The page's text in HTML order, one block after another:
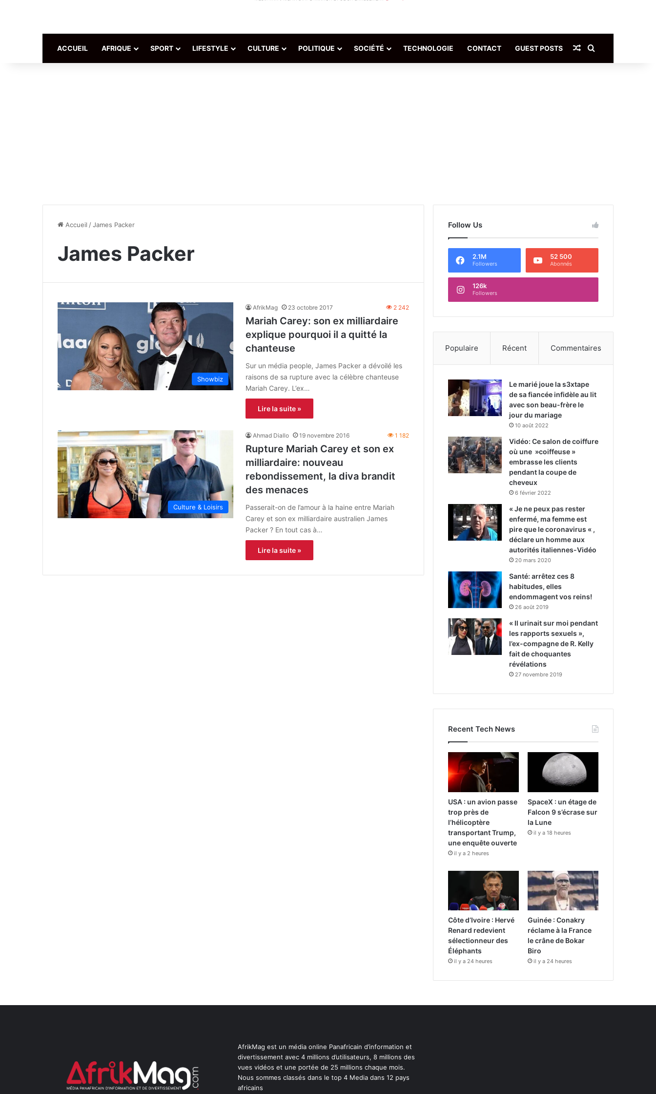
ACCUEIL AFRIQUE SPORT LIFESTYLE CULTURE POLITIQUE SOCIÉTÉ TECHNOLOGIE CONTACT GUEST POSTS Article Aléatoire
Accueil /James Packer
James Packer
Showbiz
AfrikMag 23 octobre 2017 2 242
Mariah Carey: son ex milliardaire
explique pourquoi il a quitté la
chanteuse
Sur un média people, James Packer a dévoilé les
raisons de sa rupture avec la célèbre chanteuse
Mariah Carey. L’ex…
Lire la suite »
Culture & Loisirs
Ahmad Diallo 19 novembre 2016 1 182
Rupture Mariah Carey et son ex
milliardaire: nouveau
rebondissement, la diva brandit
des menaces
Passerait-on de l’amour à la haine entre Mariah
Carey et son ex milliardaire australien James
Packer ? En tout cas à…
Lire la suite »
Follow Us
2.1M
Followers
52 500
Abonnés
126k
Followers
Populaire Récent Commentaires
Le marié joue la s3xtape
de sa fiancée infidèle au lit
avec son beau-frère le
jour du mariage
10 août 2022
Vidéo: Ce salon de coiffure
où une »coiffeuse »
embrasse les clients
pendant la coupe de
cheveux
6 février 2022
« Je ne peux pas rester
enfermé, ma femme est
pire que le coronavirus « ,
déclare un homme aux
autorités italiennes-Vidéo
20 mars 2020
Santé: arrêtez ces 8
habitudes, elles
endommagent vos reins!
26 août 2019
« Il urinait sur moi pendant
les rapports sexuels »,
l’ex-compagne de R. Kelly
fait de choquantes
révélations
27 novembre 2019
Recent Tech News
USA : un avion passe
trop près de
l’hélicoptère
transportant Trump,
une enquête ouverte
il y a 2 heures
SpaceX : un étage de
Falcon 9 s’écrase sur
la Lune
il y a 18 heures
Côte d’Ivoire : Hervé
Renard redevient
sélectionneur des
Éléphants
il y a 24 heures
Guinée : Conakry
réclame à la France
le crâne de Bokar
Biro
il y a 24 heures
AfrikMag est un média online Panafricain d’information et
divertissement avec 4 millions d’utilisateurs, 8 millions des
vues vidéos et une portée de 25 millions chaque mois.
Nous sommes classés dans le top 4 Media dans 12 pays
africains